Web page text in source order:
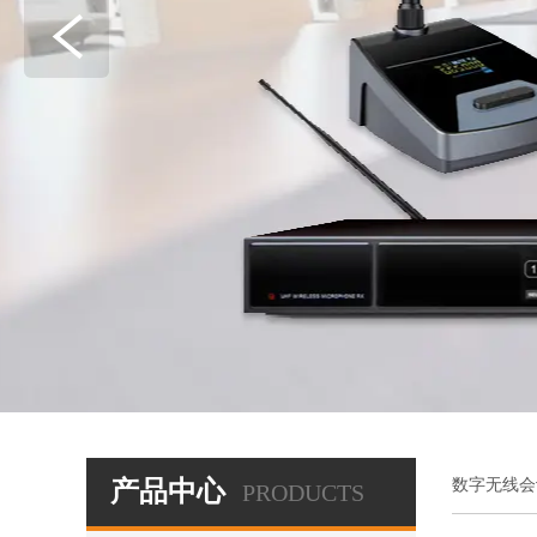
产品中心 PRODUCTS 数字无线